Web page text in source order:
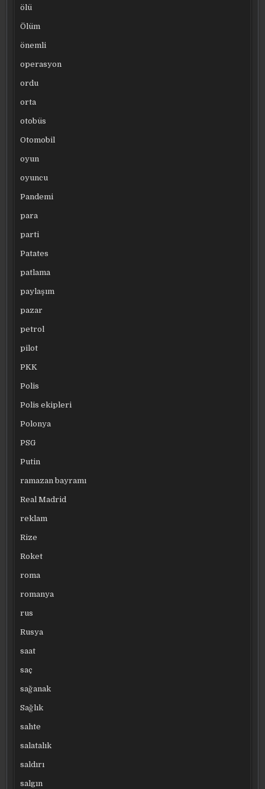
ölü
Ölüm
önemli
operasyon
ordu
orta
otobüs
Otomobil
oyun
oyuncu
Pandemi
para
parti
Patates
patlama
paylaşım
pazar
petrol
pilot
PKK
Polis
Polis ekipleri
Polonya
PSG
Putin
ramazan bayramı
Real Madrid
reklam
Rize
Roket
roma
romanya
rus
Rusya
saat
saç
sağanak
Sağlık
sahte
salatalık
saldırı
salgın